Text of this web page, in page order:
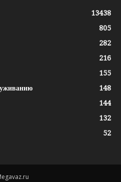
13438
805
282
216
155
148
144
132
52